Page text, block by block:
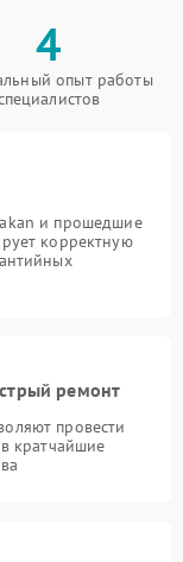
4
опыт работы
и прошедшие
корректную
ремонт
провести
кратчайшие